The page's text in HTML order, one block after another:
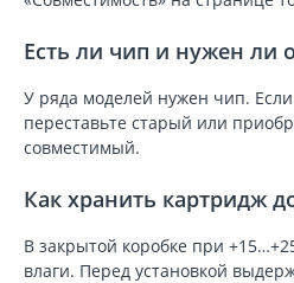
Есть ли чип и нужен ли
У ряда моделей нужен чип. Если
переставьте старый или
совместимый.
Как хранить картридж
В закрытой коробке при
влаги. Перед установкой